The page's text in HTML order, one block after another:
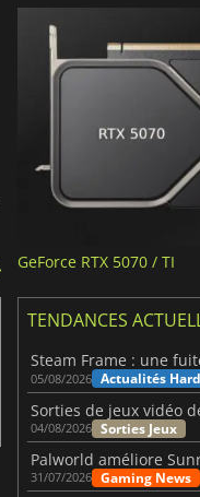
GeForce RTX 5070 / TI
TENDANCES
05/08/2026 Actualités
04/08/2026 Sorties Jeux
Palworld améliore
31/07/2026 Gaming News